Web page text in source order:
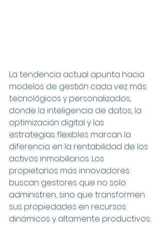
La tendencia actual apunta hacia
modelos de gestión cada vez más
tecnológicos y personalizados,
donde la inteligencia de datos, la
optimización digital y las
estrategias flexibles marcan la
diferencia en la rentabilidad de los
activos inmobiliarios. Los
propietarios más innovadores
buscan gestores que no solo
administren, sino que transformen
sus propiedades en recursos
dinámicos y altamente productivos.